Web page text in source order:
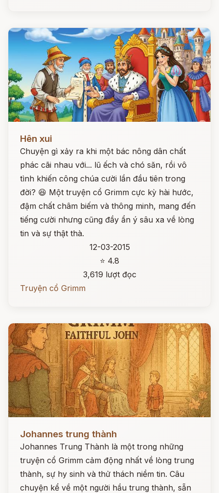
Hên xui
Chuyện gì xảy ra khi một bác nông dân chất
phác cãi nhau với... lũ ếch và chó săn, rồi vô
tình khiến công chúa cười lần đầu tiên trong
đời? 😆 Một truyện cổ Grimm cực kỳ hài hước,
đậm chất châm biếm và thông minh, mang đến
tiếng cười nhưng cũng đầy ẩn ý sâu xa về lòng
tin và sự thật thà.
12-03-2015
⭐ 4.8
3,619 lượt đọc
Truyện cổ Grimm
Johannes trung thành
Johannes Trung Thành là một trong những
truyện cổ Grimm cảm động nhất về lòng trung
thành, sự hy sinh và thử thách niềm tin. Câu
chuyện kể về một người hầu trung thành, sẵn